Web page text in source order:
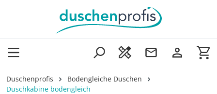
Zum Hauptinhalt springen
Duschenprofis
Bodengleiche Duschen
Duschkabine bodengleich